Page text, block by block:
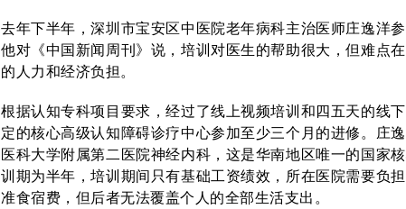
去年下半年，深圳市宝安区中医院老年病科主治医师庄逸洋参
他对《中国新闻周刊》说，培训对医生的帮助很大，但难点
的人力和经济负担。
根据认知专科项目要求，经过了线上视频培训和四五天的线
定的核心高级认知障碍诊疗中心参加至少三个月的进修。庄
医科大学附属第二医院神经内科，这是华南地区唯一的国家
训期为半年，培训期间只有基础工资绩效，所在医院需要负
准食宿费，但后者无法覆盖个人的全部生活支出。